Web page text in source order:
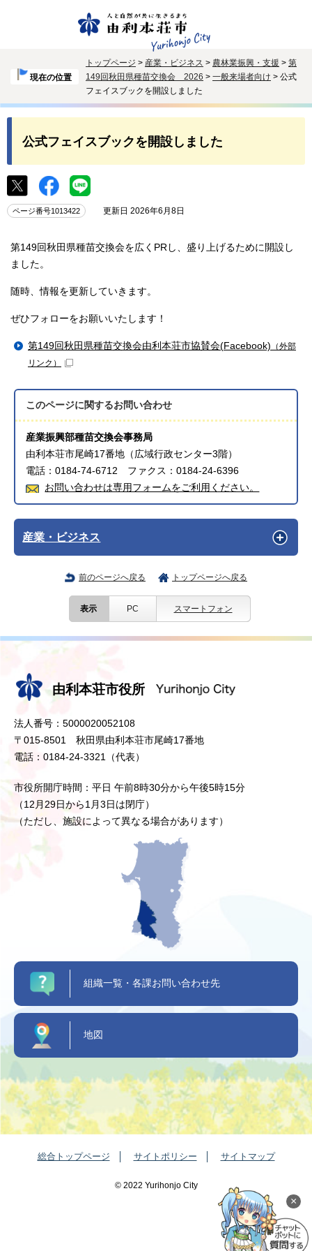
現在の位置
トップページ > 産業・ビジネス > 農林業振興・支援 > 第
149回秋田県種苗交換会 2026 > 一般来場者向け > 公式
フェイスブックを開設しました
公式フェイスブックを開設しました
ページ番号1013422 更新日 2026年6月8日
第149回秋田県種苗交換会を広くPRし、盛り上げるために開設し
ました。
随時、情報を更新していきます。
ぜひフォローをお願いいたします！
第149回秋田県種苗交換会由利本荘市協賛会(Facebook) （外部
リンク）
このページに関するお問い合わせ
産業振興部種苗交換会事務局
由利本荘市尾崎17番地（広域行政センター3階）
電話：0184-74-6712 ファクス：0184-24-6396
お問い合わせは専用フォームをご利用ください。
産業・ビジネス
前のページへ戻る トップページへ戻る
表示 PC スマートフォン
×
由利本荘市役所
法人番号：5000020052108
〒015-8501 秋田県由利本荘市尾崎17番地
電話：0184-24-3321（代表）
市役所開庁時間：平日 午前8時30分から午後5時15分
（12月29日から1月3日は閉庁）
（ただし、施設によって異なる場合があります）
組織一覧・各課お問い合わせ先
地図
総合トップページ サイトポリシー サイトマップ
©️ 2022 Yurihonjo City